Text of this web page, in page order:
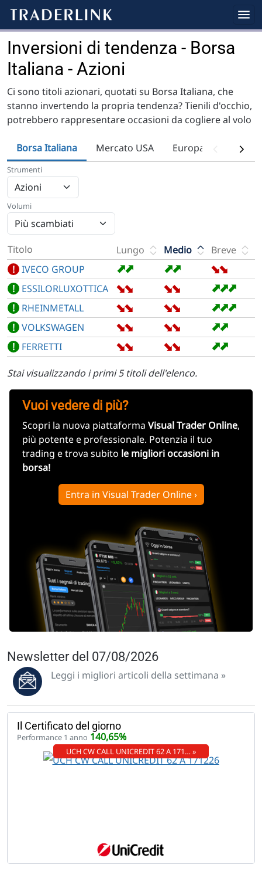
Inversioni di tendenza - Borsa
Italiana - Azioni
Ci sono titoli azionari, quotati su Borsa Italiana, che
stanno invertendo la propria tendenza? Tienili d'occhio,
potrebbero rappresentare occasioni da cogliere al volo
Borsa Italiana Mercato USA Europa Fondi
Strumenti
Volumi
Titolo Lungo Medio
Breve
! IVECO GROUP ➡
➡ ➡
➡ ➡
➡
! ESSILORLUXOTTICA ➡
➡ ➡
➡ ➡
➡
➡
! RHEINMETALL ➡
➡ ➡
➡ ➡
➡
➡
! VOLKSWAGEN ➡
➡ ➡
➡ ➡
➡
! FERRETTI ➡
➡ ➡
➡ ➡
➡
Stai visualizzando i primi 5 titoli dell'elenco.
Vuoi vedere di più?
Scopri la nuova piattaforma Visual Trader Online,
più potente e professionale. Potenzia il tuo
trading e trova subito le migliori occasioni in
borsa!
Entra in Visual Trader Online ›
Newsletter del 07/08/2026
Leggi i migliori articoli della settimana »
Il Certificato del giorno
Performance 1 anno 140,65%
UCH CW CALL UNICREDIT 62 A 171… »